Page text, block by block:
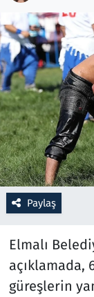
Paylaş
Elmalı
açıklamada,
güreşlerin
Otomobil
Oyun
Ramazan
Resmi
Rüya
Sağlık
Savunma
Seçim